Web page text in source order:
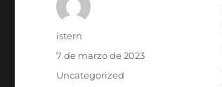
Autor
istern
Publicado
7 de marzo de 2023
Categorías
Uncategorized